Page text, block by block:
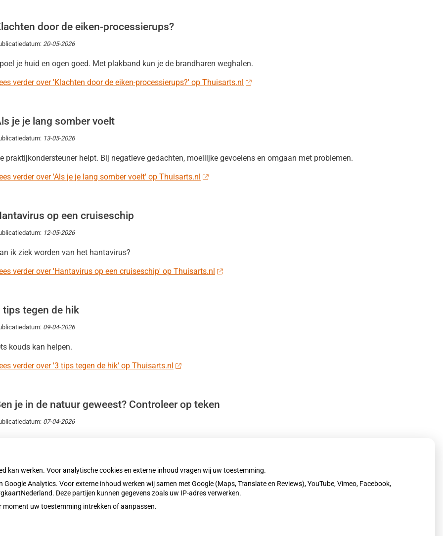
door de eiken-processierups?
20-05-2026
je huid en ogen goed. Met plakband kun je de brandharen weghalen.
verder over 'Klachten door de eiken-processierups?' op Thuisarts.nl
je je lang somber voelt
13-05-2026
praktijkondersteuner helpt. Bij negatieve gedachten, moeilijke gevoelens en omgaan met problemen.
verder over 'Als je je lang somber voelt' op Thuisarts.nl
op een cruiseschip
12-05-2026
ik ziek worden van het hantavirus?
verder over 'Hantavirus op een cruiseschip' op Thuisarts.nl
tips tegen de hik
09-04-2026
kouds kan helpen.
verder over '3 tips tegen de hik' op Thuisarts.nl
je in de natuur geweest? Controleer op teken
07-04-2026
kan werken. Voor analytische cookies en externe inhoud vragen wij uw toestemming.
Analytics. Voor externe inhoud werken wij samen met Google (Maps, Translate en Reviews), YouTube, Vimeo, Facebook,
Deze partijen kunnen gegevens zoals uw IP-adres verwerken.
moment uw toestemming intrekken of aanpassen.